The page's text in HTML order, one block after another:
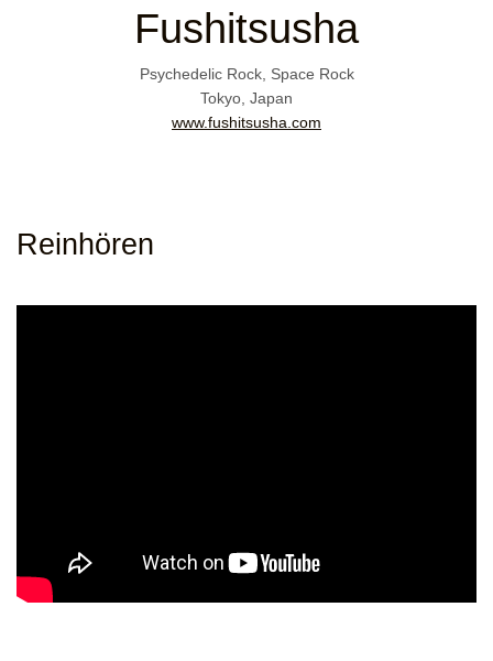
Fushitsusha
Psychedelic Rock, Space Rock
Tokyo, Japan
www.fushitsusha.com
Reinhören